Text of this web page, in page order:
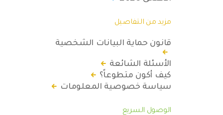
مزيد من التفاصيل
قانون حماية البيانات الشخصية
الأسئلة الشائعة
كيف أكون متطوعاً؟
سياسة خصوصية المعلومات
الوصول السريع